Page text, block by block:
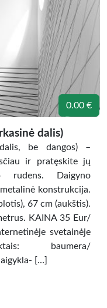
0.00 €
dalis)
be dangos) –
ir pratęskite jų
rudens. Daigyno
konstrukcija.
67 cm (aukštis).
KAINA 35 Eur/
svetainėje
baumera/
[…]